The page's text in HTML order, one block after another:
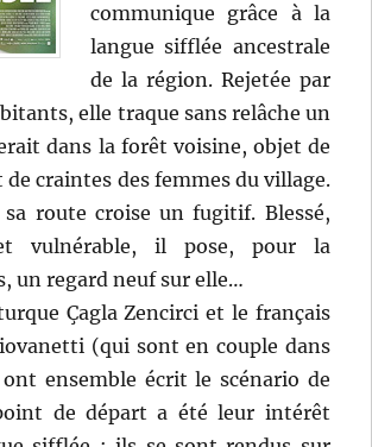
communique grâce à la
langue sifflée ancestrale
de la région. Rejetée par
elle traque sans relâche un
dans la forêt voisine, objet de
de craintes des femmes du village.
sa route croise un fugitif. Blessé,
vulnérable, il pose, pour la
un regard neuf sur elle…
Çagla Zencirci et le français
(qui sont en couple dans
ensemble écrit le scénario de
de départ a été leur intérêt